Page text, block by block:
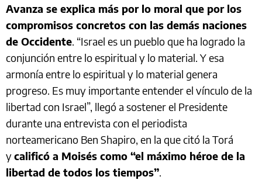
Avanza se explica más por lo moral que por los
compromisos concretos con las demás naciones
de Occidente. “Israel es un pueblo que ha logrado la
conjunción entre lo espiritual y lo material. Y esa
armonía entre lo espiritual y lo material genera
progreso. Es muy importante entender el vínculo de la
libertad con Israel”, llegó a sostener el Presidente
durante una entrevista con el periodista
norteamericano Ben Shapiro, en la que citó la Torá
ycalificó a Moisés como “el máximo héroe de la
libertad de todos los tiempos”.